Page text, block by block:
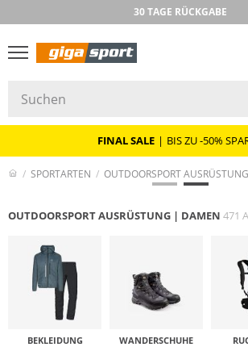
★★★★★ 4,8 / 5,0 STERNE
30 TAGE RÜCKGABE
FINAL SALE | BIS ZU -50%
SPORTARTEN OUTDOORSPORT AUSRÜSTUNG
OUTDOORSPORT AUSRÜSTUNG | DAMEN 471
BEKLEIDUNG WANDER­SCHUHE